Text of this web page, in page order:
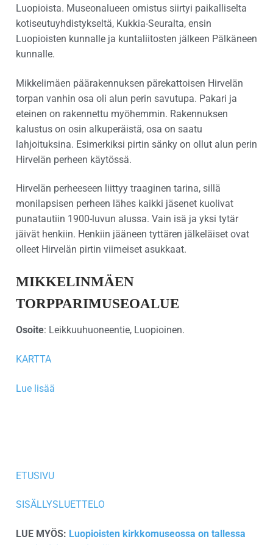
Luopioista. Museonalueen omistus siirtyi paikalliselta
kotiseutuyhdistykseltä, Kukkia-Seuralta, ensin
Luopioisten kunnalle ja kuntaliitosten jälkeen Pälkäneen
kunnalle.
Mikkelimäen päärakennuksen pärekattoisen Hirvelän
torpan vanhin osa oli alun perin savutupa. Pakari ja
eteinen on rakennettu myöhemmin. Rakennuksen
kalustus on osin alkuperäistä, osa on saatu
lahjoituksina. Esimerkiksi pirtin sänky on ollut alun perin
Hirvelän perheen käytössä.
Hirvelän perheeseen liittyy traaginen tarina, sillä
monilapsisen perheen lähes kaikki jäsenet kuolivat
punatautiin 1900-luvun alussa. Vain isä ja yksi tytär
jäivät henkiin. Henkiin jääneen tyttären jälkeläiset ovat
olleet Hirvelän pirtin viimeiset asukkaat.
MIKKELINMÄEN
TORPPARIMUSEOALUE
Osoite: Leikkuuhuoneentie, Luopioinen.
KARTTA
Lue lisää
ETUSIVU
SISÄLLYSLUETTELO
LUE MYÖS: Luopioisten kirkkomuseossa on tallessa